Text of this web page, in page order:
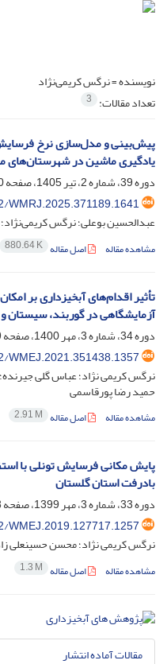
نویسنده =نرگس کریمی‌نژاد
تعداد مقالات: 3
پیش‌بینی و مدل‌سازی نرخ فرسایش
یادگیری ماشین در شهرستان‌های
دوره 39، شماره 2، تیر 1405، صفحه
WMRJ.2025.371189.1641
عبدالحسین بوعلی؛ نرگس
مشاهده مقاله اصل مقاله 880.64 K
تأثیر اقدام‌های آبخیزداری بر
آزمایشگاهی در گوربند، سیستان
دوره 34، شماره 3، مهر 1400، صفحه
WMEJ.2021.351438.1357
نرگس کریمی نژاد؛ عباس گلی
حمید رضا پورقاسمی
مشاهده مقاله اصل مقاله 2.91 M
پایش مکانی فرسایش‌ تونلی با
باد‌رفت استان گلستان
دوره 33، شماره 3، مهر 1399، صفحه
WMEJ.2019.127717.1257
نرگس کریمی نژاد؛ محسن حسینعلی
مشاهده مقاله اصل مقاله 1.3 M
مقالات آماده انتشار